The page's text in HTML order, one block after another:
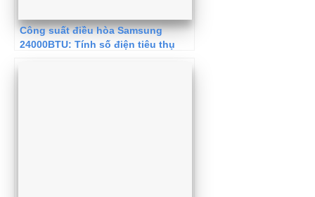
Công suất điều hòa Samsung
24000BTU: Tính số điện tiêu thụ